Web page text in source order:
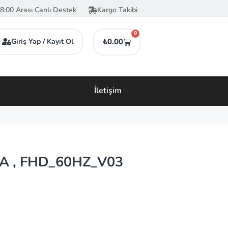
Arası Canlı Destek Kargo Takibi
Giriş Yap / Kayıt Ol ₺0.00
0
İletişim
, FHD_60HZ_V03